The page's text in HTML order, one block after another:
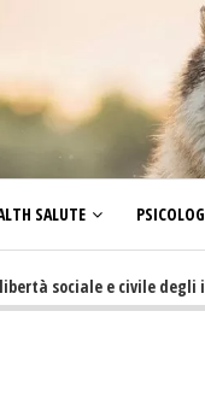
SALUTE
e civile degli